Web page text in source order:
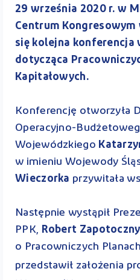
A
29 września 2020 r. w
Centrum Kongresowym
się kolejna konferencja
dotycząca
Kapitałowych.
Konferencję otworzyła
Operacyjno-
Wojewódzkiego
w imieniu Wojewody
Wieczorka przywitała
Następnie wystąpił
PPK, Robert Zapotoczny
o Pracowniczych
przedstawił założenia